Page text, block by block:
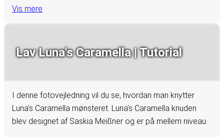
Vis mere
Lav Luna's Caramella | Tutorial
I denne fotovejledning vil du se, hvordan man knytter
Luna’s Caramella mønsteret. Luna’s Caramella knuden
blev designet af Saskia Meißner og er på mellem niveau.